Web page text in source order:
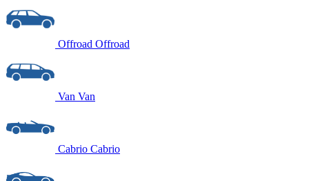
Offroad Offroad
Van Van
Cabrio Cabrio